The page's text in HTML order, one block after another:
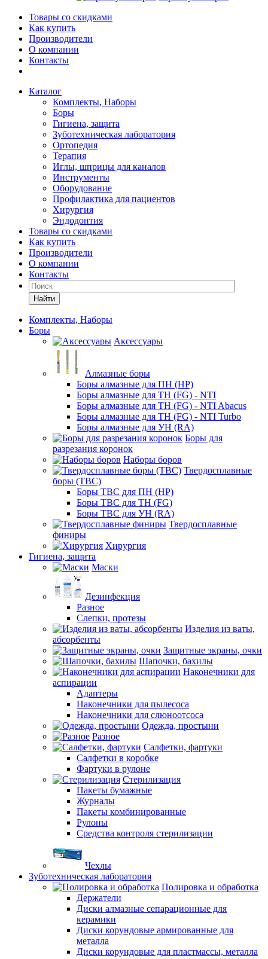
Товары со скидками
Как купить
Производители
О компании
Контакты
Каталог
Комплекты, Наборы
Боры
Гигиена, защита
Зуботехническая лаборатория
Ортопедия
Терапия
Иглы, шприцы для каналов
Инструменты
Оборудование
Профилактика для пациентов
Хирургия
Эндодонтия
Товары со скидками
Как купить
Производители
О компании
Контакты
Найти
Комплекты, Наборы
Боры
Аксессуары
Алмазные боры
Боры алмазные для ПН (HP)
Боры алмазные для ТН (FG) - NTI
Боры алмазные для ТН (FG) - NTI Abacus
Боры алмазные для ТН (FG) - NTI Turbo
Боры алмазные для УН (RA)
Боры для
разрезания коронок
Наборы боров
Твердосплавные
боры (ТВС)
Боры ТВС для ПН (HP)
Боры ТВС для ТН (FG)
Боры ТВС для УН (RA)
Твердосплавные
финиры
Хирургия
Гигиена, защита
Маски
Дезинфекция
Разное
Слепки, протезы
Изделия из ваты,
абсорбенты
Защитные экраны, очки
Шапочки, бахилы
Наконечники для
аспирации
Адаптеры
Наконечники для пылесоса
Наконечники для слюноотсоса
Одежда, простыни
Разное
Салфетки, фартуки
Салфетки в коробке
Фартуки в рулоне
Стерилизация
Пакеты бумажные
Журналы
Пакеты комбинированные
Рулоны
Средства контроля стерилизации
Чехлы
Зуботехническая лаборатория
Полировка и обработка
Держатели
Диски алмазные сепарационные для
керамики
Диски корундовые армированные для
металла
Диски корундовые для пластмассы, металла